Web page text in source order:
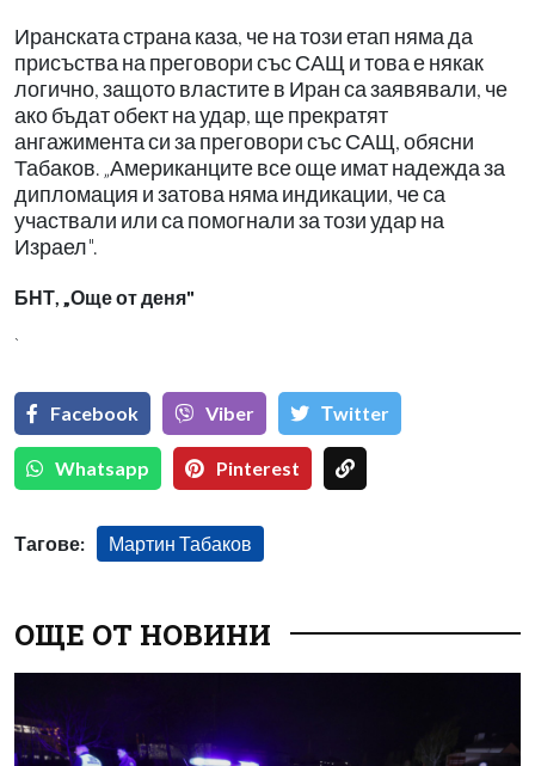
Иранската страна каза, че на този етап няма да
присъства на преговори със САЩ и това е някак
логично, защото властите в Иран са заявявали, че
ако бъдат обект на удар, ще прекратят
ангажимента си за преговори със САЩ, обясни
Табаков. „Американците все още имат надежда за
дипломация и затова няма индикации, че са
участвали или са помогнали за този удар на
Израел".
БНТ, „Още от деня"
`
Facebook Viber Тwitter
Whatsapp Pinterest
Тагове: Мартин Табаков
ОЩЕ ОТ НОВИНИ